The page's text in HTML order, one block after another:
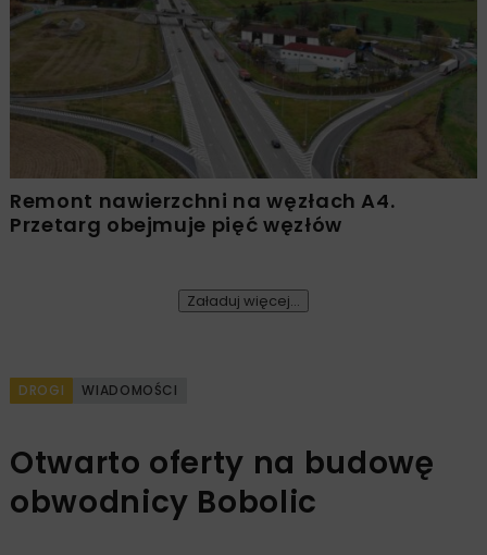
Remont nawierzchni na węzłach A4.
Przetarg obejmuje pięć węzłów
Załaduj więcej...
DROGI WIADOMOŚCI
Otwarto oferty na budowę
obwodnicy Bobolic